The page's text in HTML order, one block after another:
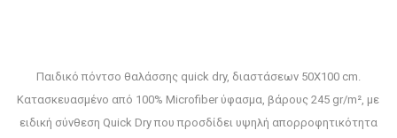
Παιδικό πόντσο θαλάσσης quick dry, διαστάσεων 50X100 cm.
Κατασκευασμένο από 100% Microfiber ύφασμα, βάρους 245 gr/m², με
ειδική σύνθεση Quick Dry που προσδίδει υψηλή απορροφητικότητα